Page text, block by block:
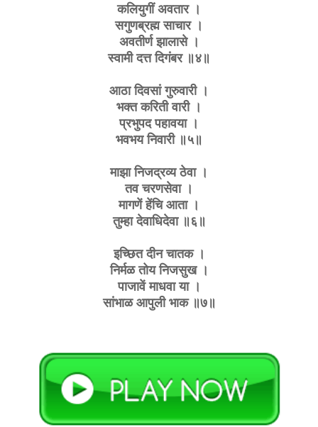
कलियुगीं अवतार ।
सगुणब्रह्म साचार ।
अवतीर्ण झालासे ।
स्वामी दत्त दिगंबर ॥४॥
आठा दिवसां गुरुवारी ।
भक्त करिती वारी ।
प्रभुपद पहावया ।
भवभय निवारी ॥५॥
माझा निजद्रव्य ठेवा ।
तव चरणसेवा ।
मागणें हेंचि आता ।
तुम्हा देवाधिदेवा ॥६॥
इच्छित दीन चातक ।
निर्मळ तोय निजसुख ।
पाजावें माधवा या ।
सांभाळ आपुली भाक ॥७॥